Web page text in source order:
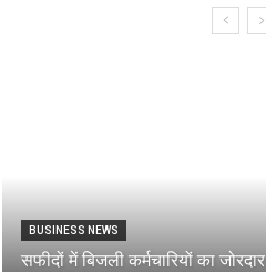
BUSINESS NEWS
सफीदों में बिजली कर्मचारियों का जोरदार